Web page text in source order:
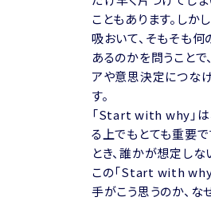
こともあります。しか
吸おいて、そもそも
あるのかを問うことで
アや意思決定につな
す。
「Start with why」は
る上でもとても重要
とき、誰かが想定しな
この「Start with why
手がこう思うのか、